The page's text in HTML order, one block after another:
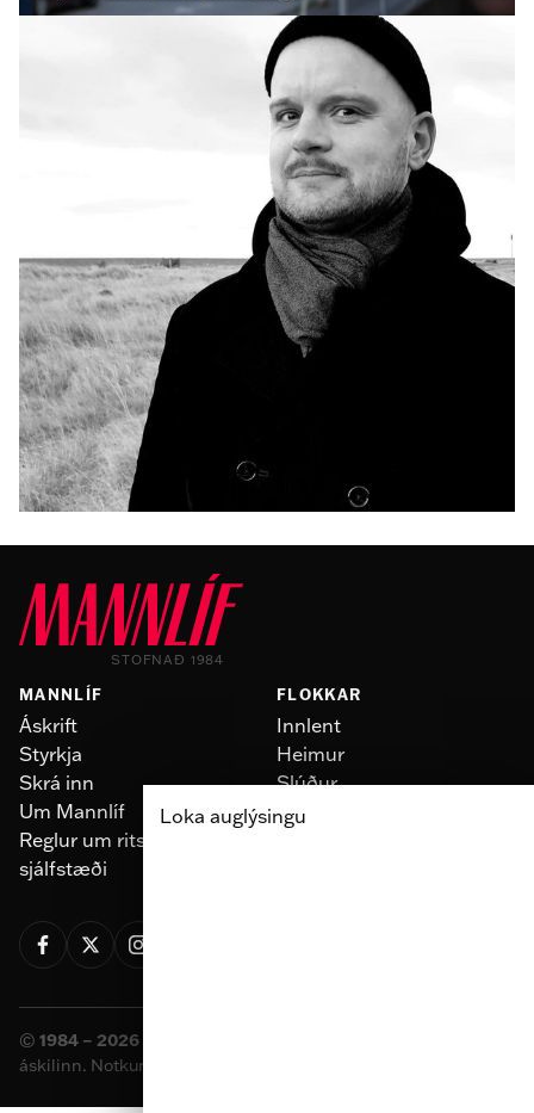
INNLENT
Yfirvöld halda áfram vöktun á moskítóflugum
og mítlum
STOFNAÐ 1984
MANNLÍF
Áskrift
Styrkja
Skrá inn
Um Mannlíf
Reglur um ritstjórnarlegt
sjálfstæði
FLOKKAR
Innlent
Heimur
Slúður
Skoðun
© 1984 – 2026 Sameinaða útgáfufélagið ehf.
áskilinn. Notkun á efni miðilsins er óheimil án samþykkis.
Loka auglýsingu